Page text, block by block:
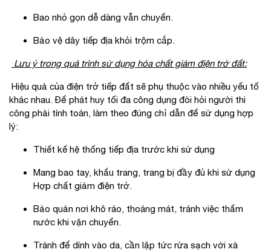
Bao nhỏ gọn dễ dàng vẫn chuyển.
Bảo vệ dây tiếp địa khỏi trộm cắp.
Lưu ý trong quá trình sử dụng hóa chất giảm điện trở đất:
Hiệu quả của điện trở tiếp đất sẽ phụ thuộc vào nhiều yếu tố
khác nhau. Để phát huy tối đa công dụng đòi hỏi người thi
công phải tính toán, làm theo đúng chỉ dẫn để sử dụng hợp
lý:
Thiết kế hệ thống tiếp địa trước khi sử dụng
Mang bao tay, khẩu trang, trang bị đầy đủ khi sử dụng
Hợp chất giảm điện trở.
Bảo quản nơi khô ráo, thoáng mát, tránh việc thấm
nước khi vận chuyển.
Tránh để dính vào da, cần lập tức rửa sạch với xà